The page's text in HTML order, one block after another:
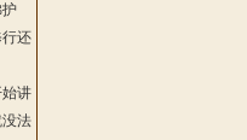
还
讲
法